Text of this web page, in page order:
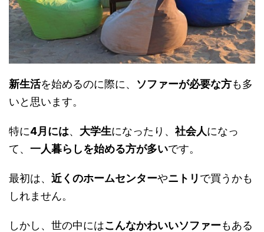
新生活を始めるのに際に、 ソファーが必要な方も多
いと思います。
特に4月には、 大学生になったり、 社会人になっ
て、 一人暮らしを始める方が多いです。
最初は、 近くのホームセンターやニトリ で買うかも
しれません。
しかし、世の中にはこんなかわいいソファーもある